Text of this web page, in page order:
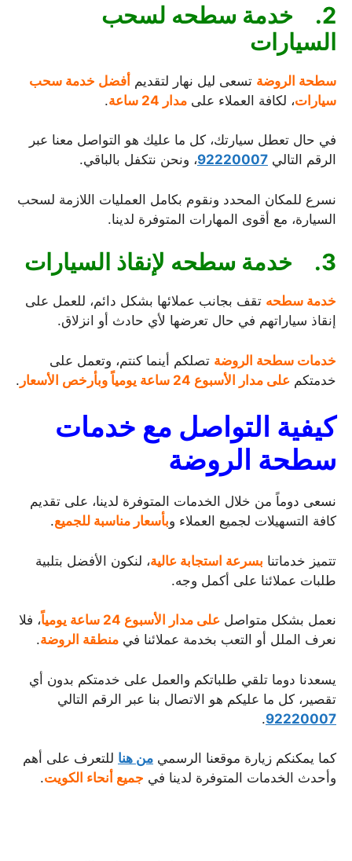
2.
خدمة سطحه لسحب
السيارات
سطحة الروضة تسعى ليل نهار لتقديم أفضل خدمة سحب
سيارات، لكافة العملاء على مدار 24 ساعة .
في حال تعطل سيارتك، كل ما عليك هو التواصل معنا عبر
الرقم التالي 92220007، ونحن نتكفل بالباقي.
نسرع للمكان المحدد ونقوم بكامل العمليات اللازمة لسحب
السيارة، مع أقوى المهارات المتوفرة لدينا.
3. خدمة سطحه لإنقاذ السيارات
خدمة سطحه تقف بجانب عملائها بشكل دائم، للعمل على
إنقاذ سياراتهم في حال تعرضها لأي حادث أو انزلاق.
خدمات سطحة الروضة تصلكم أينما كنتم، وتعمل على
خدمتكم على مدار الأسبوع 24 ساعة يومياً وبأرخص الأسعار .
كيفية التواصل مع خدمات
سطحة الروضة
نسعى دوماً من خلال الخدمات المتوفرة لدينا، على تقديم
كافة التسهيلات لجميع العملاء وبأسعار مناسبة للجميع.
تتميز خدماتنا بسرعة استجابة عالية، لنكون الأفضل بتلبية
طلبات عملائنا على أكمل وجه.
نعمل بشكل متواصل على مدار الأسبوع 24 ساعة يومياً
، فلا
نعرف الملل أو التعب بخدمة عملائنا في منطقة الروضة.
يسعدنا دوما تلقي طلباتكم والعمل على خدمتكم بدون أي
تقصير، كل ما عليكم هو الاتصال بنا عبر الرقم التالي
92220007
.
كما يمكنكم زيارة موقعنا الرسمي من هنا للتعرف على أهم
وأحدث الخدمات المتوفرة لدينا في جميع أنحاء الكويت.